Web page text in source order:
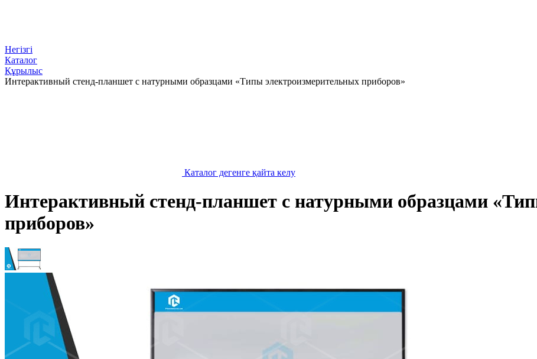
Негізгі
Каталог
Құрылыс
Интерактивный стенд-планшет с натурными образцами «Типы электроизмерительных приборов»
Каталог дегенге қайта келу
Интерактивный стенд-планшет с натурными образцами
приборов»